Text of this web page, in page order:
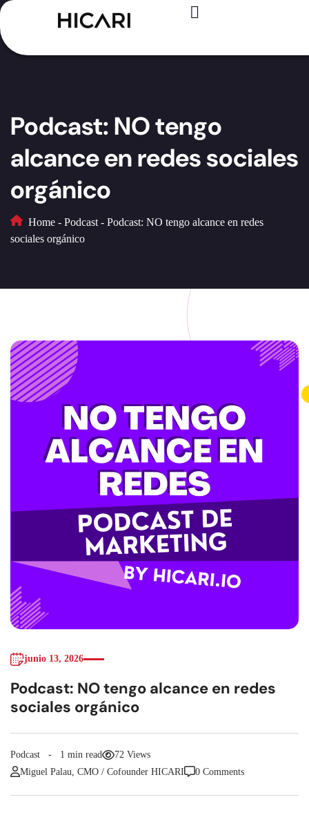
Podcast: NO tengo
alcance en redes sociales
orgánico
Home - Podcast - Podcast: NO tengo alcance en redes
sociales orgánico
junio 13, 2026
Podcast: NO tengo alcance en redes
sociales orgánico
Podcast 1 min read
72 Views
Miguel Palau, CMO / Cofounder HICARI
0 Comments